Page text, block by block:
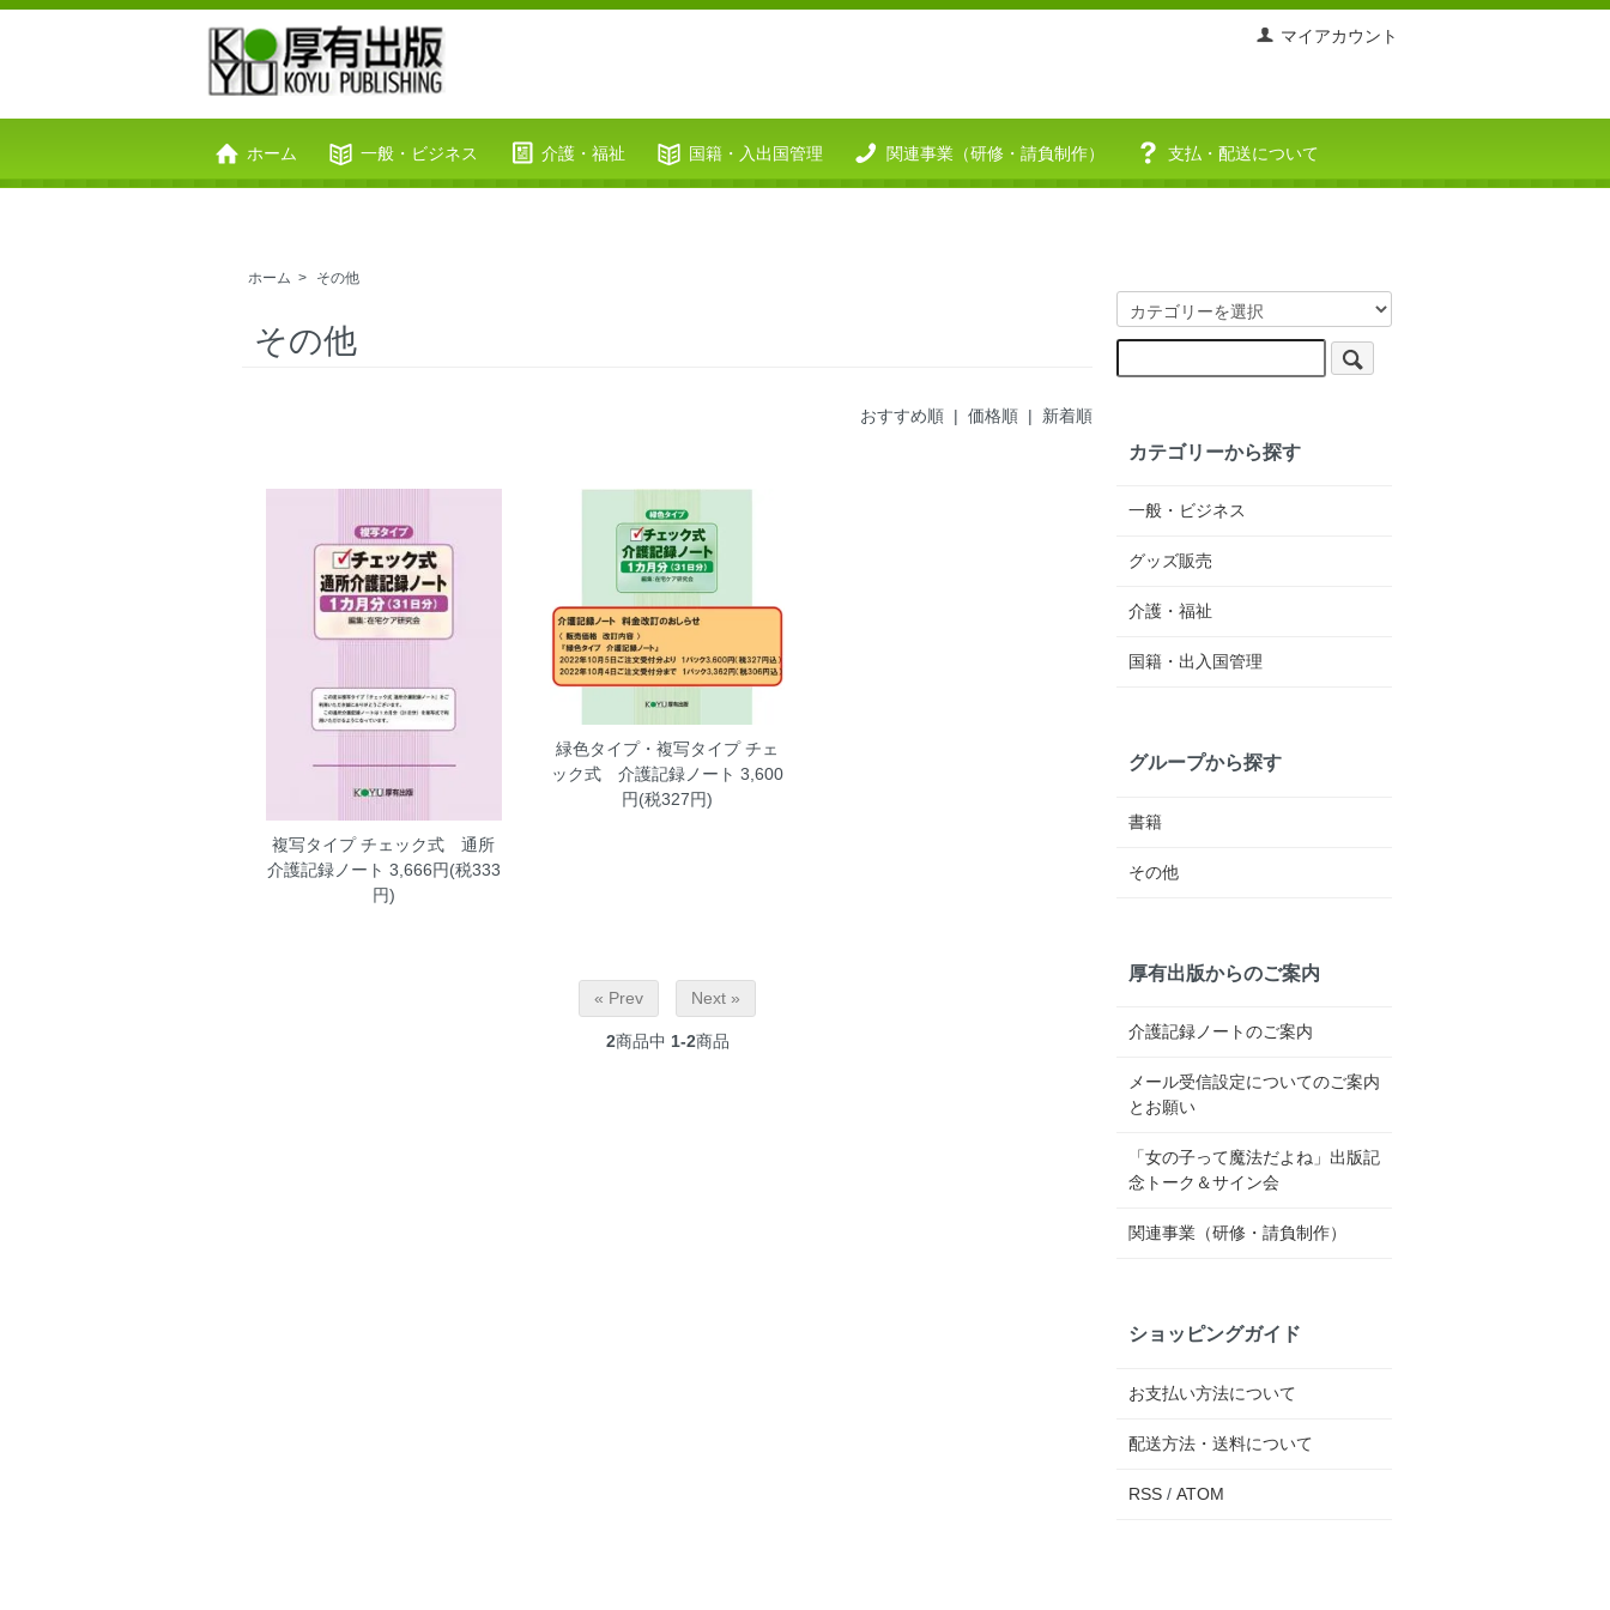
マイアカウント
ホーム 一般・ビジネス 介護・福祉 国籍・入出国管理 関連事業（研修・請負制作） 支払・配送について
ホーム > その他
その他
おすすめ順 | 価格順 | 新着順
複写タイプ チェック式 通所
介護記録ノート 3,666円(税333
円)
緑色タイプ・複写タイプ チェ
ック式 介護記録ノート 3,600
円(税327円)
« Prev Next »
2商品中 1-2商品
カテゴリーから探す
一般・ビジネス
グッズ販売
介護・福祉
国籍・出入国管理
グループから探す
書籍
その他
厚有出版からのご案内
介護記録ノートのご案内
メール受信設定についてのご案内
とお願い
「女の子って魔法だよね」出版記
念トーク＆サイン会
関連事業（研修・請負制作）
ショッピングガイド
お支払い方法について
配送方法・送料について
RSS / ATOM